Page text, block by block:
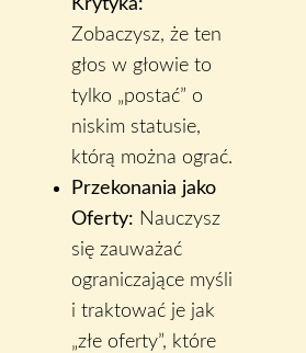
Krytyka:
Zobaczysz, że ten
głos w głowie to
tylko „postać” o
niskim statusie,
którą można ograć.
Przekonania jako
Oferty: Nauczysz
się zauważać
ograniczające myśli
i traktować je jak
„złe oferty”, które